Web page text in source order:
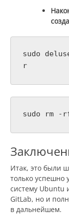
sudo
r
sudo rm
Итак, это были
только успешно
систему Ubuntu
GitLab, но и
в дальнейшем.